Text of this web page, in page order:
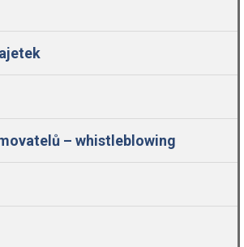
– whistleblowing